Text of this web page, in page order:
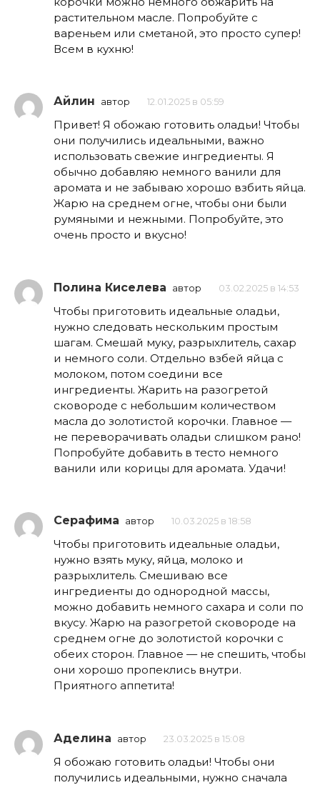
растительном масле. Попробуйте с
вареньем или сметаной, это просто супер!
Всем в кухню!
Айлин автор 12.01.2025 в 05:59
Привет! Я обожаю готовить оладьи! Чтобы
они получились идеальными, важно
использовать свежие ингредиенты. Я
обычно добавляю немного ванили для
аромата и не забываю хорошо взбить яйца.
Жарю на среднем огне, чтобы они были
румяными и нежными. Попробуйте, это
очень просто и вкусно!
Полина Киселева автор 03.02.2025 в 14:53
Чтобы приготовить идеальные оладьи,
нужно следовать нескольким простым
шагам. Смешай муку, разрыхлитель, сахар
и немного соли. Отдельно взбей яйца с
молоком, потом соедини все
ингредиенты. Жарить на разогретой
сковороде с небольшим количеством
масла до золотистой корочки. Главное —
не переворачивать оладьи слишком рано!
Попробуйте добавить в тесто немного
ванили или корицы для аромата. Удачи!
Серафима автор 10.03.2025 в 18:58
Чтобы приготовить идеальные оладьи,
нужно взять муку, яйца, молоко и
разрыхлитель. Смешиваю все
ингредиенты до однородной массы,
можно добавить немного сахара и соли по
вкусу. Жарю на разогретой сковороде на
среднем огне до золотистой корочки с
обеих сторон. Главное — не спешить, чтобы
они хорошо пропеклись внутри.
Приятного аппетита!
Аделина автор 23.03.2025 в 15:08
Я обожаю готовить оладьи! Чтобы они
получились идеальными, нужно сначала